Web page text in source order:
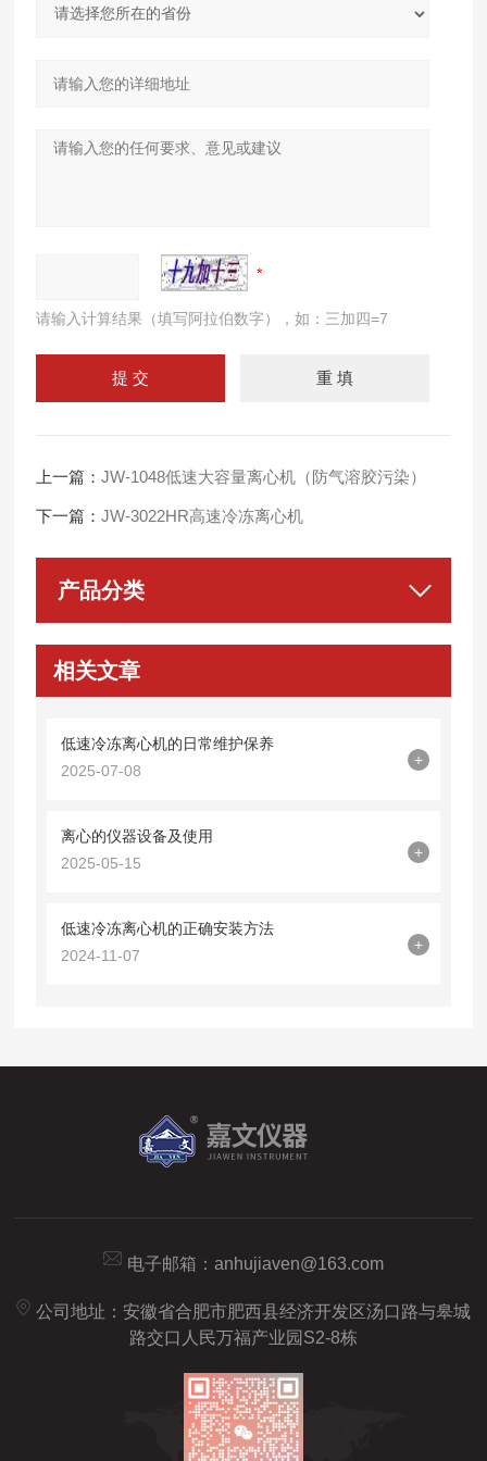
请输入计算结果（填写阿拉伯数字），如：三加四=7
上一篇：JW-1048低速大容量离心机（防气溶胶污染）
下一篇：JW-3022HR高速冷冻离心机
产品分类
相关文章
低速冷冻离心机的日常维护保养
2025-07-08
+
离心的仪器设备及使用
2025-05-15
+
低速冷冻离心机的正确安装方法
2024-11-07
+
电子邮箱： anhujiaven@163.com
公司地址：安徽省合肥市肥西县经济开发区汤口路与皋城
路交口人民万福产业园S2-8栋